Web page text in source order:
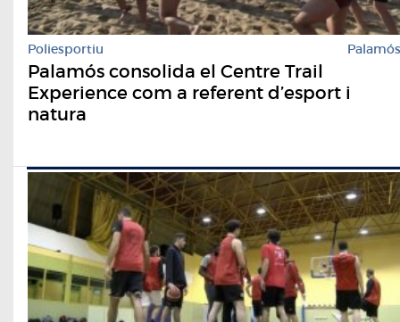
Poliesportiu Palamós
Palamós consolida el Centre Trail
Experience com a referent d’esport i
natura